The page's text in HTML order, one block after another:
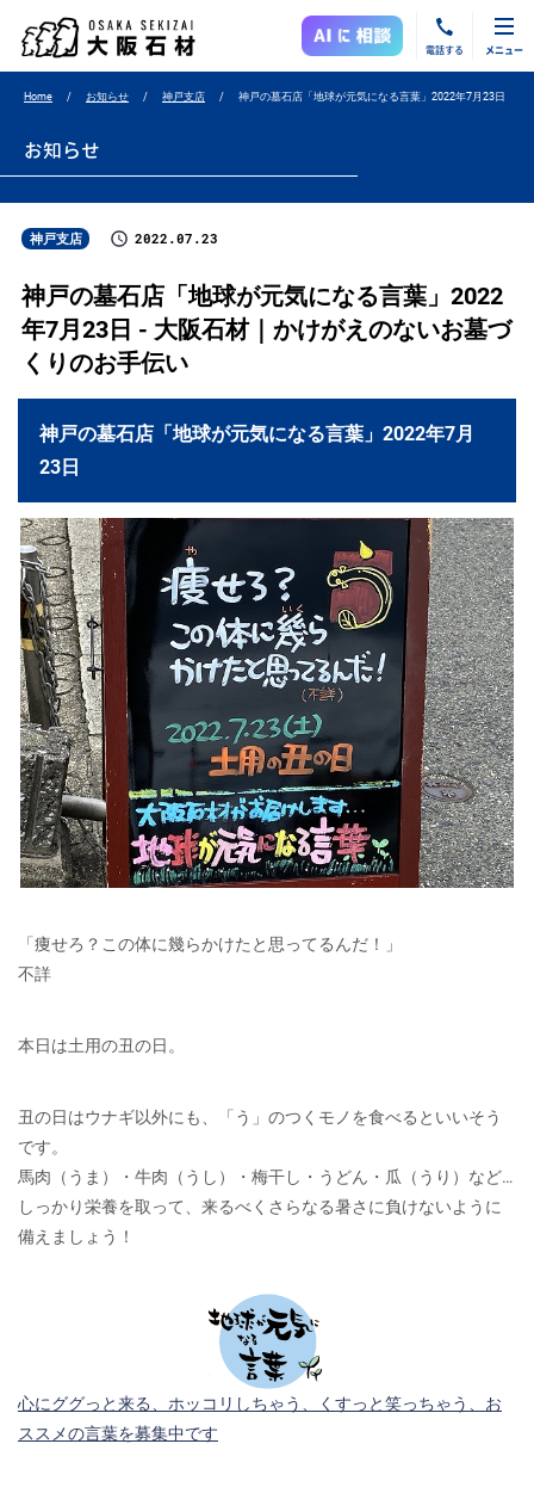
電話する メニュー
Home お知らせ 神戸支店 神戸の墓石店「地球が元気になる言葉」2022年7月23日
お知らせ
神戸支店 2022.07.23
神戸の墓石店「地球が元気になる言葉」2022
年7月23日 - 大阪石材｜かけがえのないお墓づ
くりのお手伝い
神戸の墓石店「地球が元気になる言葉」2022年7月
23日
「痩せろ？この体に幾らかけたと思ってるんだ！」
不詳
本日は土用の丑の日。
丑の日はウナギ以外にも、「う」のつくモノを食べるといいそう
です。
馬肉（うま）・牛肉（うし）・梅干し・うどん・瓜（うり）など…
しっかり栄養を取って、来るべくさらなる暑さに負けないように
備えましょう！
心にググっと来る、ホッコリしちゃう、くすっと笑っちゃう、お
ススメの言葉を募集中です